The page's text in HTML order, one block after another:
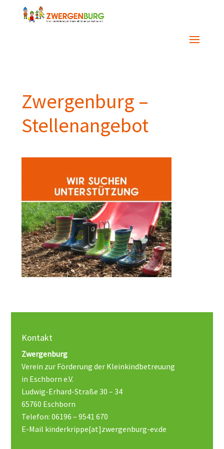
Zwergenburg –
Stellenangebot
Kontakt
Zwergenburg
Verein zur Förderung der Kleinkindbetreuung
in Eschborn e.V.
Ludwig-Erhard-Straße 30 – 34
65760 Eschborn
Telefon: 06196 – 9541 670
E-Mail kinderkrippe{at]zwergenburg-ev.de